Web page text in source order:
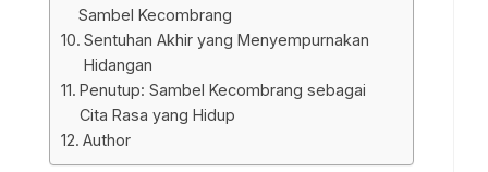
Sambel Kecombrang
Sentuhan Akhir yang Menyempurnakan
Hidangan
Penutup: Sambel Kecombrang sebagai
Cita Rasa yang Hidup
Author